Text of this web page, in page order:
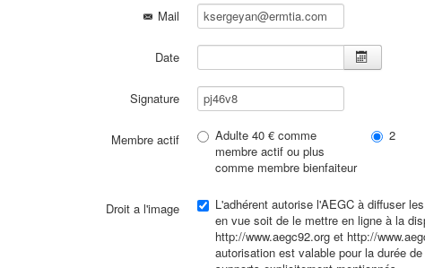
Mail
Date
Signature
Membre actif
Adulte 40 € comme
membre actif ou plus
comme membre bienfaiteur
2
Droit a l'image
L'adhérent autorise l'AEGC à diffuser
en vue soit de le mettre en ligne à la
http://www.aegc92.org et http://
autorisation est valable pour la durée